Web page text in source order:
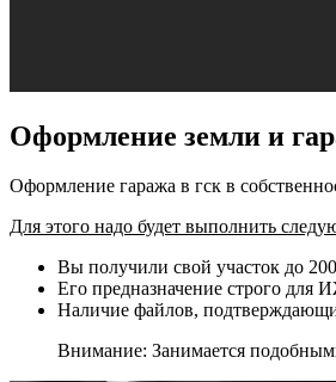
Оформление земли и
Оформление гаража в гск в
Для этого надо будет выполнить
Вы получили свой участок до
Его предназначение строго для
Наличие файлов,
Внимание: Занимается